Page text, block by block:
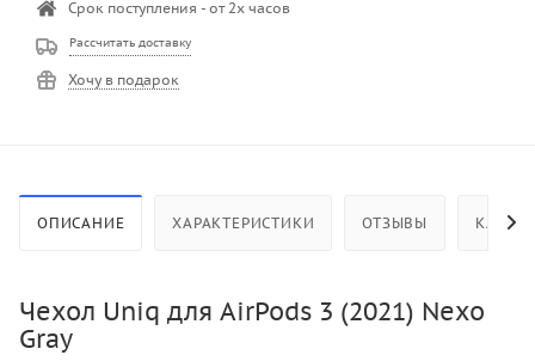
Срок поступления - от 2х часов
Рассчитать доставку
Хочу в подарок
ОПИСАНИЕ ХАРАКТЕРИСТИКИ ОТЗЫВЫ КАК
Чехол Uniq для AirPods 3 (2021) Nexo
Gray